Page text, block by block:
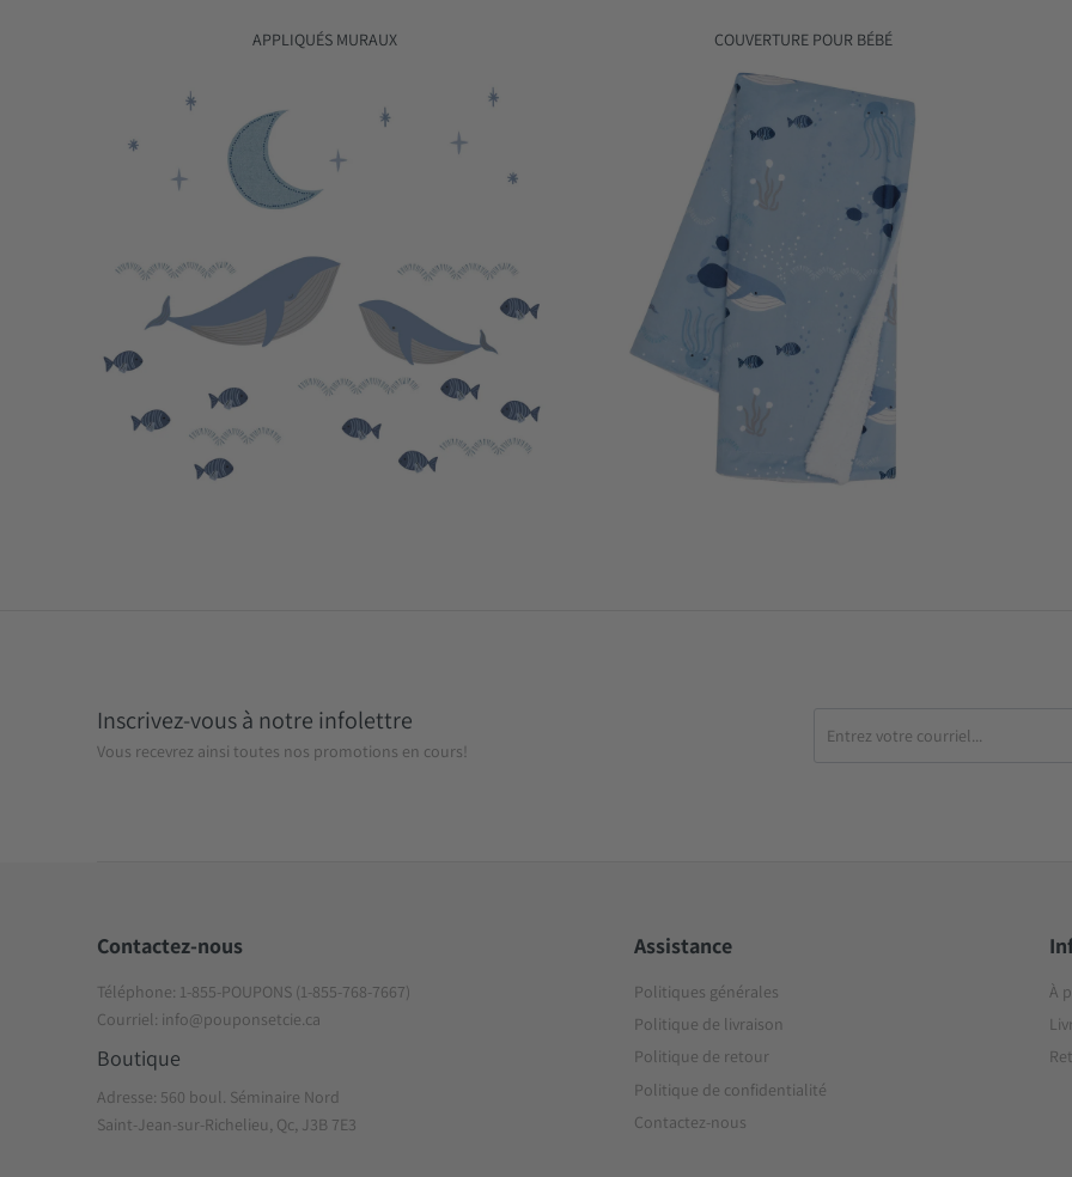
APPLIQUÉS MURAUX COUVERTURE POUR BÉBÉ
Inscrivez-vous à notre infolettre
Vous recevrez ainsi toutes nos promotions en cours!
Contactez-nous
Téléphone: 1-855-POUPONS (1-855-768-7667)
Courriel: info@pouponsetcie.ca
Boutique
Adresse: 560 boul. Séminaire Nord
Saint-Jean-sur-Richelieu, Qc, J3B 7E3
Assistance
Politiques générales
Politique de livraison
Politique de retour
Politique de confidentialité
Contactez-nous
À